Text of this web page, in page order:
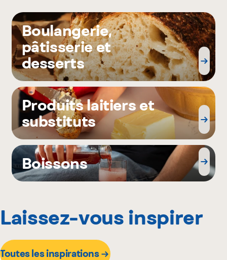
Boulangerie,
pâtisserie et
desserts
Produits laitiers et
substituts
Boissons
Laissez-vous inspirer
Toutes les inspirations